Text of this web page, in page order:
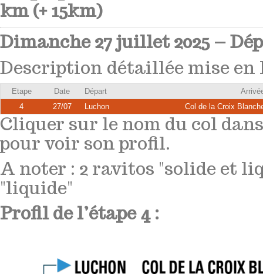
km (+ 15km)
Dimanche 27 juillet 2025 –
Description détaillée mise en
Etape Date Départ
4
27/07 Luchon Col de la Croix
Cliquer sur le nom du col
pour voir son profil.
A noter : 2 ravitos "solide et
"liquide"
Profil de l’étape 4 :